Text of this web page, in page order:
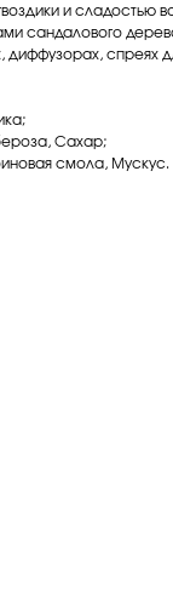
и сладостью
сандалового
диффузорах, спреях
Сахар;
смола, Мускус.